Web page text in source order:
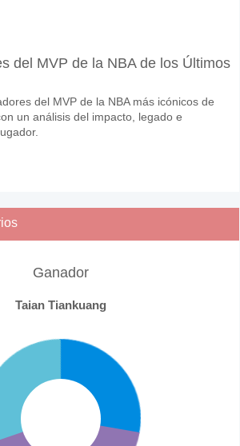
del MVP de la NBA de los Últimos
del MVP de la NBA más icónicos de
un análisis del impacto, legado e
Ganador
Taian Tiankuang